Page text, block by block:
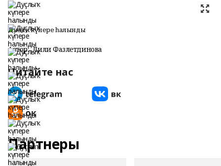
Дуҫлыҡ күпере һалынды
Автор: Лилиә Фазлетдинова
Читайте нас
Партнеры